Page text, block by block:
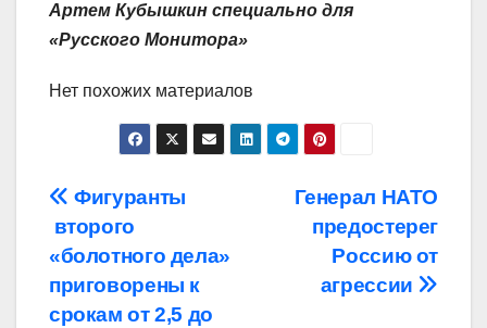
Артем Кубышкин специально для
«Русского Монитора»
Нет похожих материалов
Навигация
по
записям
Генерал НАТО
предостерег
Россию от
агрессии
Фигуранты
второго
«болотного дела»
приговорены к
срокам от 2,5 до